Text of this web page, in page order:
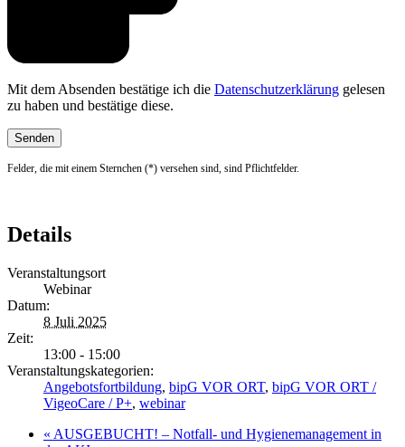
Mit dem Absenden bestätige ich die Datenschutzerklärung gelesen
zu haben und bestätige diese.
Felder, die mit einem Sternchen (*) versehen sind, sind Pflichtfelder.
Details
Veranstaltungsort
Webinar
Datum:
8 Juli 2025
Zeit:
13:00 - 15:00
Veranstaltungskategorien:
Angebotsfortbildung, bipG VOR ORT, bipG VOR ORT /
VigeoCare / P+, webinar
« AUSGEBUCHT! – Notfall- und Hygienemanagement in